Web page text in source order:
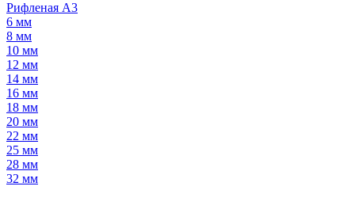
Рифленая А3
6 мм
8 мм
10 мм
12 мм
14 мм
16 мм
18 мм
20 мм
22 мм
25 мм
28 мм
32 мм